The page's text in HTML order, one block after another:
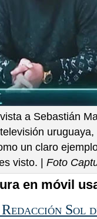
a Sebastián
un claro
visto. |
Foto
en móvil
Sol